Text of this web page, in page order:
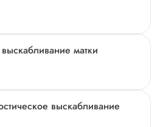
матки
выскабливание